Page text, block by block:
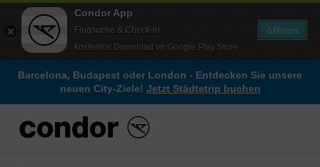
Condor App
Flugsuche & Check-in
kostenlos Download im Google Play Store
öffnen
Barcelona, Budapest oder London - Entdecken Sie unsere
neuen City-Ziele! Jetzt Städtetrip buchen